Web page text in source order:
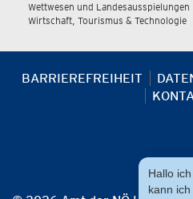
Wettwesen und
Wirtschaft, Tourismus & Technologie
BARRIEREFREIHEIT
Hallo
kann